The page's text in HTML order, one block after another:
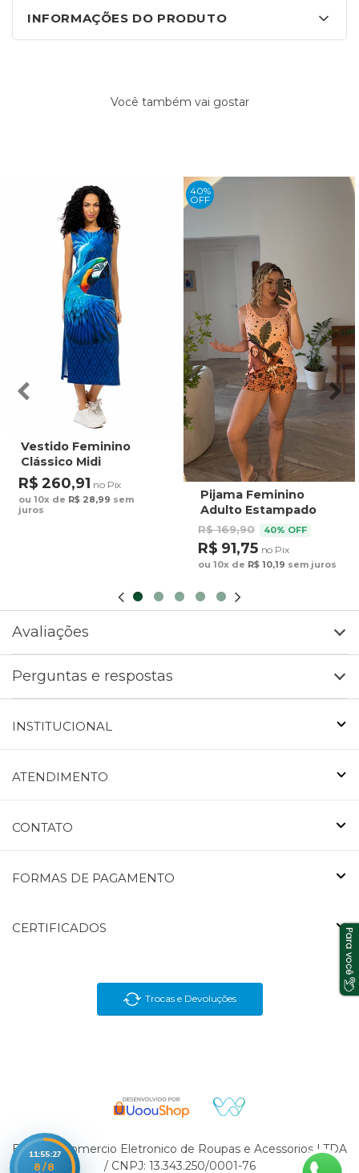
INFORMAÇÕES DO PRODUTO
Você também vai gostar
Vestido Feminino
Clássico Midi
Estampado Maxi
Arara Fundo Azul
R$ 260,91 no Pix
ou 10x de R$ 28,99 sem
juros
40%
OFF
Pijama Feminino
Adulto Estampado
Preguiça Tucano
Fundo Marrom
R$ 169,90 40% OFF
R$ 91,75 no Pix
ou 10x de R$ 10,19 sem juros
Avaliações
Perguntas e respostas
INSTITUCIONAL
ATENDIMENTO
CONTATO
FORMAS DE PAGAMENTO
CERTIFICADOS
Trocas e Devoluções
En Brasil Comercio Eletronico de Roupas e Acessorios LTDA
/ CNPJ: 13.343.250/0001-76
11:55:27
8/8